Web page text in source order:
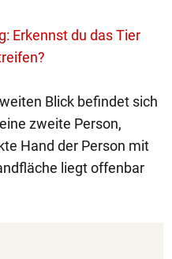
Erkennst du das Tier
Blick befindet sich
zweite Person,
Hand der Person mit
liegt offenbar